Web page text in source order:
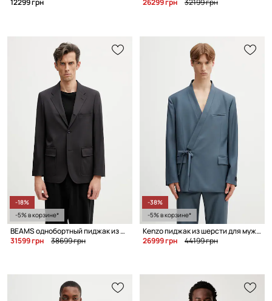
12299 грн
26299 грн
32199 грн
-18%
-5% в корзине*
BEAMS однобортный пиджак из шерсти для мужчин
31599 грн
38699 грн
-38%
-5% в корзине*
Kenzo пиджак из шерсти для мужчин
26999 грн
44199 грн